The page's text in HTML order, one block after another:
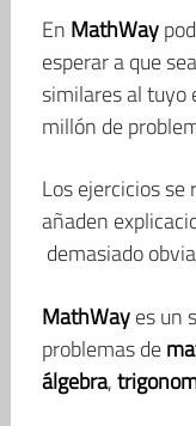
En MathWay
esperar a que
similares al tuyo
millón de
Los ejercicios se
añaden
demasiado
MathWayes un
problemas de
álgebra,